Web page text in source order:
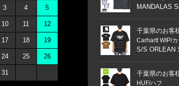
3 4 5
10 11 12
17 18 19
24 25 26
31
MANDALAS
千葉県のお客
Carhartt WIP/
S/S ORLEAN
千葉県のお客
HUF/ハフ